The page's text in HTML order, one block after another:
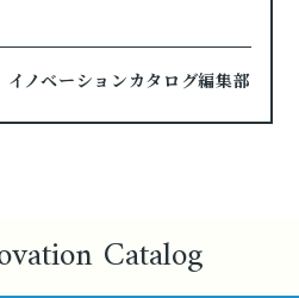
イノベーションカタログ編集部
Catalog